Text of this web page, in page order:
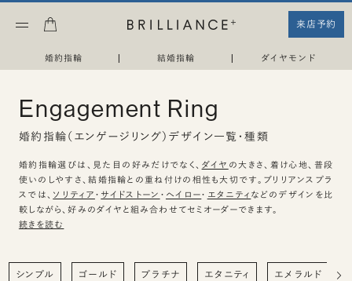
来店予約
婚約指輪 | 結婚指輪 | ダイヤモンド
Engagement Ring
婚約指輪（エンゲージリング）デザイン一覧・種類
婚約指輪選びは、見た目の好みだけでなく、 ダイヤ の大きさ、着け心地、普段
使いのしやすさ、結婚指輪との重ね付けの相性も大切です。ブリリアンスプラ
スでは、 ソリティア ・ サイドストーン ・ ヘイロー・ エタニティ などのデザインを比
較しながら、好みのダイヤと組み合わせてセミオーダーできます。
続きを読む
シンプル ゴールド プラチナ エタニティ エメラルド